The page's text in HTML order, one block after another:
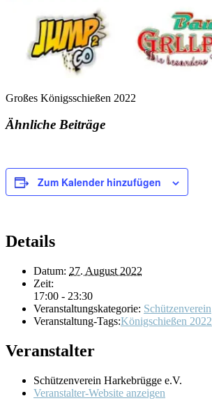
Großes Königsschießen 2022
Ähnliche Beiträge
Zum Kalender hinzufügen
Details
Datum: 27. August 2022
Zeit:
17:00 - 23:30
Veranstaltungskategorie: Schützenverein
Veranstaltung-Tags:Königschießen 2022
Veranstalter
Schützenverein Harkebrügge e.V.
Veranstalter-Website anzeigen